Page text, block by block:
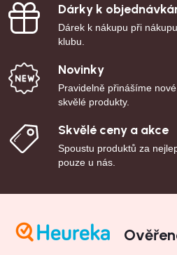
Dárky k
Dárek k nákupu při
klubu.
Novinky
Pravidelně přinášíme
skvělé produkty.
Skvělé ceny a akce
Spoustu produktů za
pouze u nás.